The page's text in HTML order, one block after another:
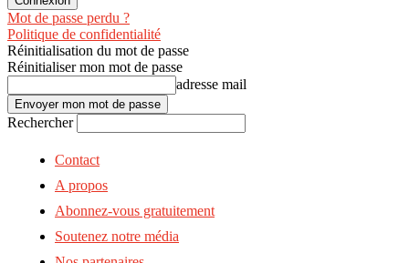
Mot de passe perdu ?
Politique de confidentialité
Réinitialisation du mot de passe
Réinitialiser mon mot de passe
adresse mail
Rechercher
Contact
A propos
Abonnez-vous gratuitement
Soutenez notre média